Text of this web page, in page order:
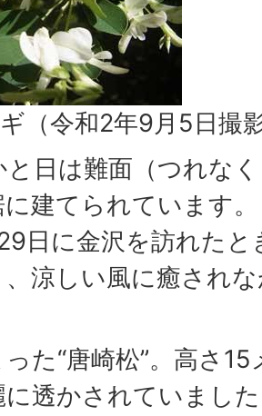
（令和2年9月5日撮
と日は難面（つれな
建てられています。
日に金沢を訪れた
涼しい風に癒され
た“唐崎松”。高さ
に透かされていまし